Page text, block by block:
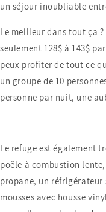
un séjour inoubliable
Le meilleur dans tout ça
seulement 128$ à 143$
peux profiter de tout ce
un groupe de 10
personne par nuit, une
Le refuge est également
poêle à combustion
propane, un réfrigérateur
mousses avec housse